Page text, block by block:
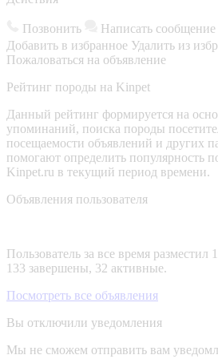
Позвонить Написать сообщение
Добавить в избранное Удалить из
Пожаловаться на объявление
Рейтинг породы на Kinpet
Данный рейтинг формируется на
упоминаний, поиска породы
посещаемости объявлений и других
помогают определить популярность
Kinpet.ru в текущий период времени.
Объявления пользователя
Пользователь за все время разместил
133 завершены, 32 активные.
Посмотреть все объявления
Вы отключили уведомления
Мы не сможем отправить вам